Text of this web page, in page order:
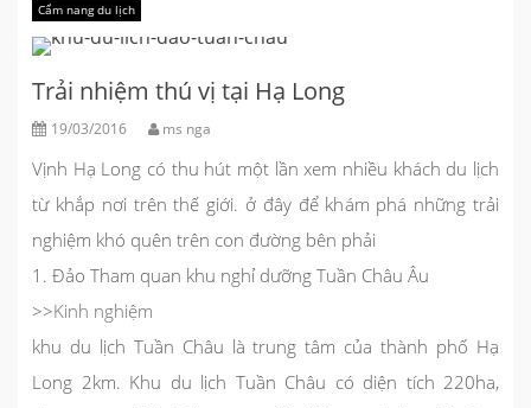
Cẩm nang du lịch
Trải nhiệm thú vị tại Hạ Long
19/03/2016 ms nga
Vịnh Hạ Long có thu hút một lần xem nhiều khách du lịch
từ khắp nơi trên thế giới. ở đây để khám phá những trải
nghiệm khó quên trên con đường bên phải
1. Đảo Tham quan khu nghỉ dưỡng Tuần Châu Âu
>>Kinh nghiệm
khu du lịch Tuần Châu là trung tâm của thành phố Hạ
Long 2km. Khu du lịch Tuần Châu có diện tích 220ha,